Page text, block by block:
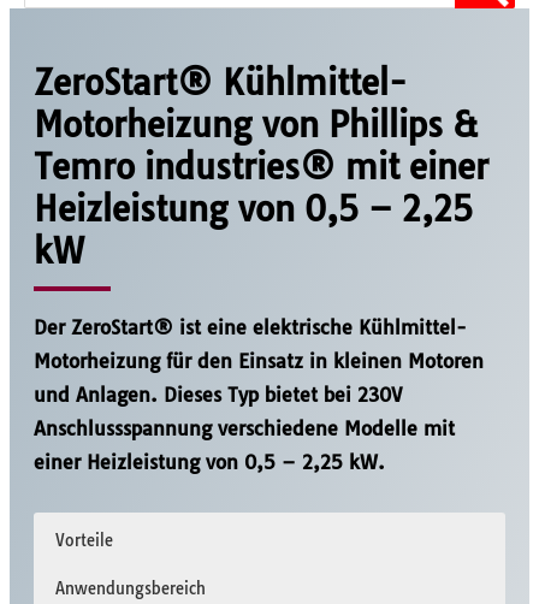
ZeroStart® Kühlmittel-
Motorheizung von Phillips &
Temro industries® mit einer
Heizleistung von 0,5 – 2,25
kW
Der ZeroStart® ist eine elektrische Kühlmittel-
Motorheizung für den Einsatz in kleinen Motoren
und Anlagen. Dieses Typ bietet bei 230V
Anschlussspannung verschiedene Modelle mit
einer Heizleistung von 0,5 – 2,25 kW.
Vorteile
Anwendungsbereich